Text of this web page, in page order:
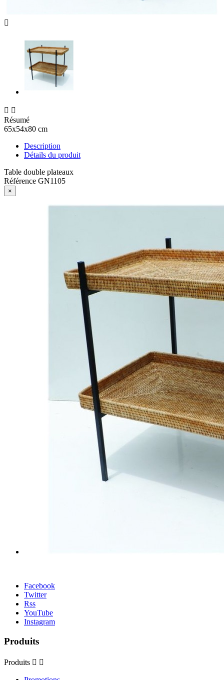

 
Résumé
65x54x80 cm
Description
Détails du produit
Table double plateaux
Référence GN1105
×
Facebook
Twitter
Rss
YouTube
Instagram
Produits
Produits  